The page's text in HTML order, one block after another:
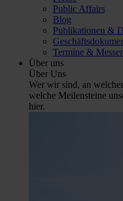
Public Affairs
Blog
Publikationen &
Termine &
Über uns
Über Uns
Wer wir sind, an
welche Meilensteine
hier.